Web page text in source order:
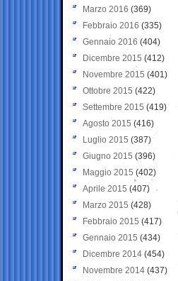
Marzo 2016 (369)
Febbraio 2016 (335)
Gennaio 2016 (404)
Dicembre 2015 (412)
Novembre 2015 (401)
Ottobre 2015 (422)
Settembre 2015 (419)
Agosto 2015 (416)
Luglio 2015 (387)
Giugno 2015 (396)
Maggio 2015 (402)
Aprile 2015 (407)
Marzo 2015 (428)
Febbraio 2015 (417)
Gennaio 2015 (434)
Dicembre 2014 (454)
Novembre 2014 (437)